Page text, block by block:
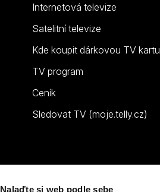
Nalaďte si web podle sebe
Internetová televize
Satelitní televize
Kde koupit dárkovou TV kartu
TV program
Ceník
Sledovat TV (moje.telly.cz)